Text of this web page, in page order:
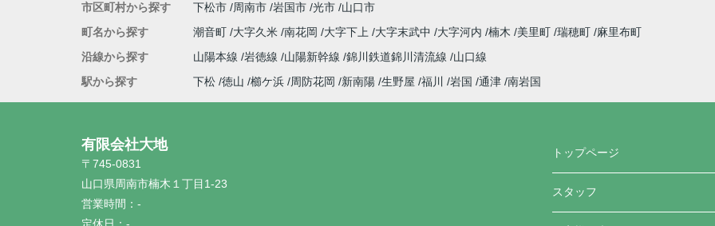
市区町村から探す 下松市 周南市 岩国市 光市 山口市
町名から探す
潮音町 大字久米 南花岡 大字下上 大字末武中 大字河内 楠木 美里町 瑞穂町 麻里布町
沿線から探す
山陽本線 岩徳線 山陽新幹線 錦川鉄道錦川清流線
山口線
駅から探す
下松 徳山 櫛ケ浜 周防花岡 新南陽 生野屋 福川 岩国 通津 南岩国
有限会社大地
〒745-0831
山口県周南市楠木１丁目1-23
営業時間： -
トップページ
スタッフ